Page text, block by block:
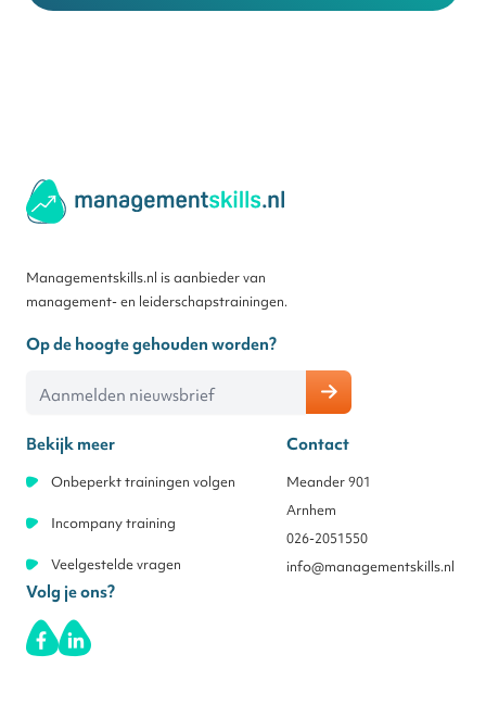
Bekijk meer
Onbeperkt trainingen volgen
Incompany training
Veelgestelde vragen
Contact
Meander 901
Arnhem
026-2051550
info@managementskills.nl
Volg je ons?
Managementskills.nl is aanbieder van
management- en leiderschapstrainingen.
Op de hoogte gehouden worden?